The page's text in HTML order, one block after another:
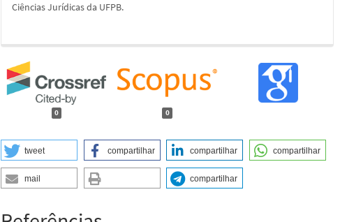
Ciências Jurídicas da UFPB.
0 0
tweet compartilhar compartilhar compartilhar
mail compartilhar